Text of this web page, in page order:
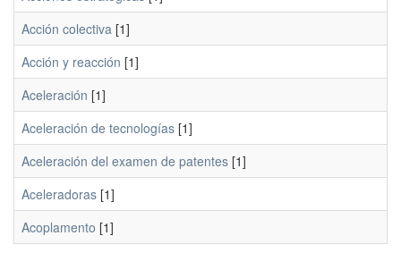
Acción colectiva [1]
Acción y reacción [1]
Aceleración [1]
Aceleración de tecnologías [1]
Aceleración del examen de patentes [1]
Aceleradoras [1]
Acoplamento [1]